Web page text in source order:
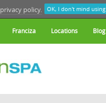
privacy policy. OK, I don't mind
Franciza Locations Blog